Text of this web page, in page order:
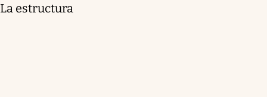
La estructura